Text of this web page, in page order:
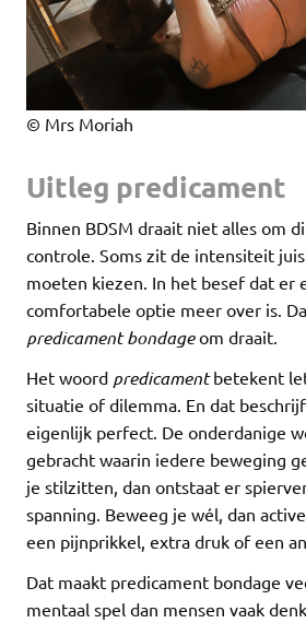
© Mrs Moriah
Uitleg predicament
Binnen BDSM draait niet alles om
controle. Soms zit de intensiteit
moeten kiezen. In het besef dat er
comfortabele optie meer over is.
predicament bondageom draait.
Het woord predicamentbetekent
situatie of dilemma. En dat
eigenlijk perfect. De onderdanige
gebracht waarin iedere beweging
je stilzitten, dan ontstaat er
spanning. Beweeg je wél, dan
een pijnprikkel, extra druk of een
Dat maakt predicament bondage
mentaal spel dan mensen vaak